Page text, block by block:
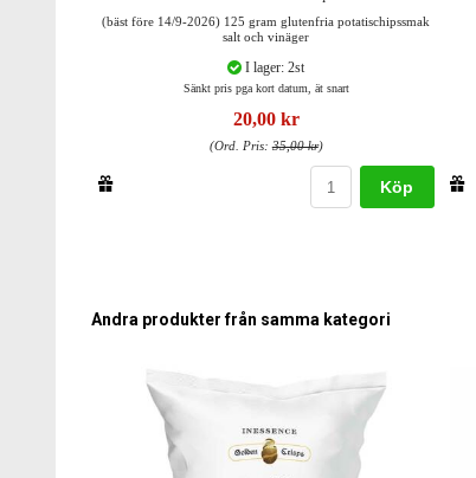
(bäst före 14/9-2026) 125 gram glutenfria potatischipssmak
salt och vinäger
I lager: 2st
Sänkt pris pga kort datum, ät snart
20,00 kr
(Ord. Pris:35,00 kr)
Köp
Andra produkter från samma kategori